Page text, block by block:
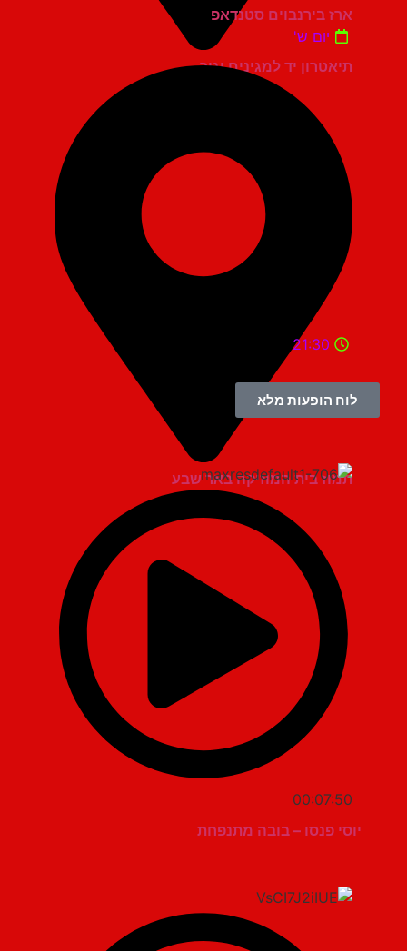
תיאטרון יד למגינים יגור
ארז בירנבוים סטנדאפ
יום ש'
תמוז בית המוזיקה באר שבע
21:30
לוח הופעות מלא
00:07:50
יוסי פנסו – בובה מתנפחת